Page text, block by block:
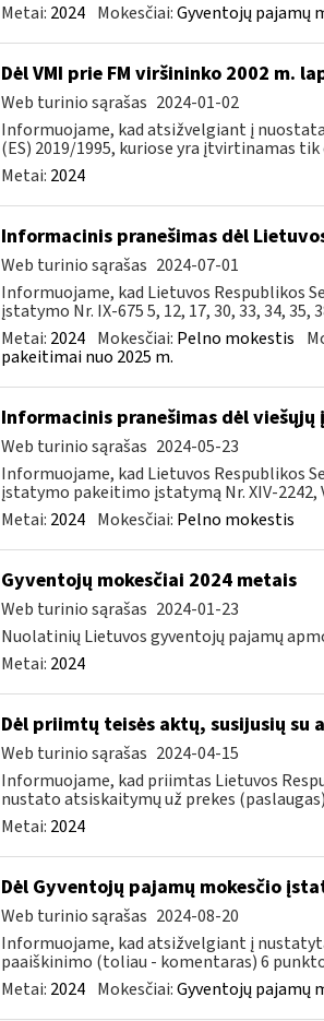
Metai: 2024 Mokesčiai:Gyventojų pajamų
Dėl VMI prie FM viršininko 2002 m.
Web turinio sąrašas 2024-01-02
Informuojame, kad atsižvelgiant į
(ES) 2019/1995, kuriose yra įtvirtinamas
Metai: 2024
Informacinis pranešimas dėl
Web turinio sąrašas 2024-07-01
Informuojame, kad Lietuvos Respublikos
įstatymo Nr. IX-675 5, 12, 17, 30, 33, 34, 35,
Metai: 2024 Mokesčiai: Pelno mokestis
pakeitimai nuo 2025 m.
Informacinis pranešimas dėl
Web turinio sąrašas 2024-05-23
Informuojame, kad Lietuvos Respublikos
įstatymo pakeitimo įstatymą Nr. XIV-2242,
Metai: 2024 Mokesčiai: Pelno mokestis
Gyventojų mokesčiai 2024 metais
Web turinio sąrašas 2024-01-23
Nuolatinių Lietuvos gyventojų pajamų
Metai: 2024
Dėl priimtų teisės aktų, susijusių
Web turinio sąrašas 2024-04-15
Informuojame, kad priimtas Lietuvos
nustato atsiskaitymų už prekes
Metai: 2024
Dėl Gyventojų pajamų mokesčio
Web turinio sąrašas 2024-08-20
Informuojame, kad atsižvelgiant į
paaiškinimo (toliau - komentaras) 6
Metai: 2024 Mokesčiai:Gyventojų pajamų